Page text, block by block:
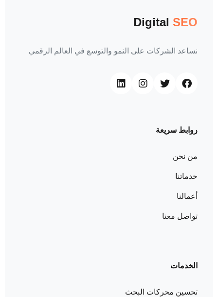
DigitalSEO
نساعد الشركات على النمو والتوسع في العالم الرقمي
روابط سريعة
من نحن
خدماتنا
أعمالنا
تواصل معنا
الخدمات
تحسين محركات البحث